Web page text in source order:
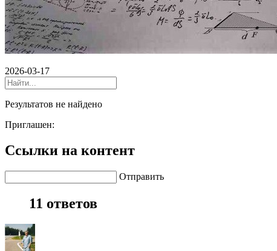
2026-03-17
Результатов не найдено
Приглашен:
Ссылки на контент
Отправить
11 ответов